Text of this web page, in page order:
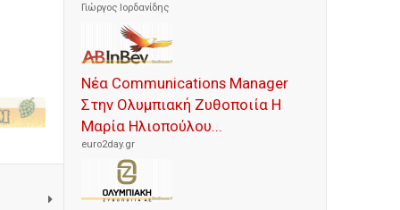
Γιώργος Ιορδανίδης
Νέα Communications Manager
Στην Ολυμπιακή Ζυθοποιία Η
Μαρία Ηλιοπούλου...
euro2day.gr